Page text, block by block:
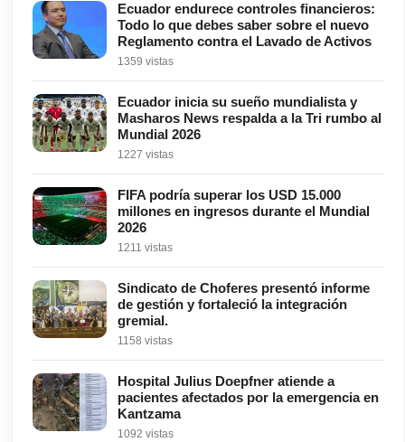
Ecuador endurece controles financieros:
Todo lo que debes saber sobre el nuevo
Reglamento contra el Lavado de Activos
1359 vistas
Ecuador inicia su sueño mundialista y
Masharos News respalda a la Tri rumbo al
Mundial 2026
1227 vistas
FIFA podría superar los USD 15.000
millones en ingresos durante el Mundial
2026
1211 vistas
Sindicato de Choferes presentó informe
de gestión y fortaleció la integración
gremial.
1158 vistas
Hospital Julius Doepfner atiende a
pacientes afectados por la emergencia en
Kantzama
1092 vistas